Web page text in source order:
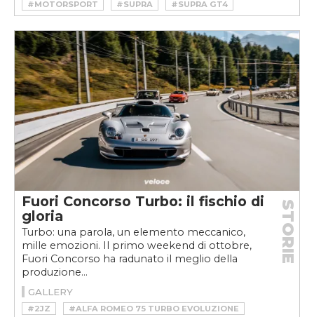
#MOTORSPORT #SUPRA
#SUPRA GT4
#TOYOTA
#TOYOTA GR SUPRA GT4
#TOYOTA GR SUPRA GT4 50 EDITION
#TOYOTA SUPRA
#TOYOTA SUPRA GT4
Fuori Concorso Turbo: il fischio di
gloria
Turbo: una parola, un elemento meccanico,
mille emozioni. Il primo weekend di ottobre,
Fuori Concorso ha radunato il meglio della
produzione...
STORIE
GALLERY
#2JZ
#ALFA ROMEO 75 TURBO EVOLUZIONE